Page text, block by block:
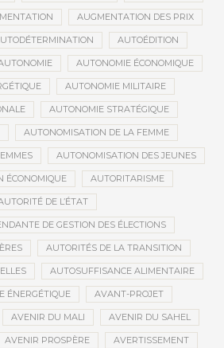
AUGMENTATION DES PRIX
AUTOÉDITION
AUTONOMIE ÉCONOMIQUE
AUTONOMIE MILITAIRE
AUTONOMIE STRATÉGIQUE
AUTONOMISATION DE LA FEMME
AUTONOMISATION DES JEUNES
ÉCONOMIQUE AUTORITARISME
DE L’ÉTAT
DE GESTION DES ÉLECTIONS
AUTORITÉS DE LA TRANSITION
AUTOSUFFISANCE ALIMENTAIRE
ÉNERGÉTIQUE AVANT-PROJET
AVENIR DU MALI AVENIR DU SAHEL
AVENIR PROSPÈRE AVERTISSEMENT